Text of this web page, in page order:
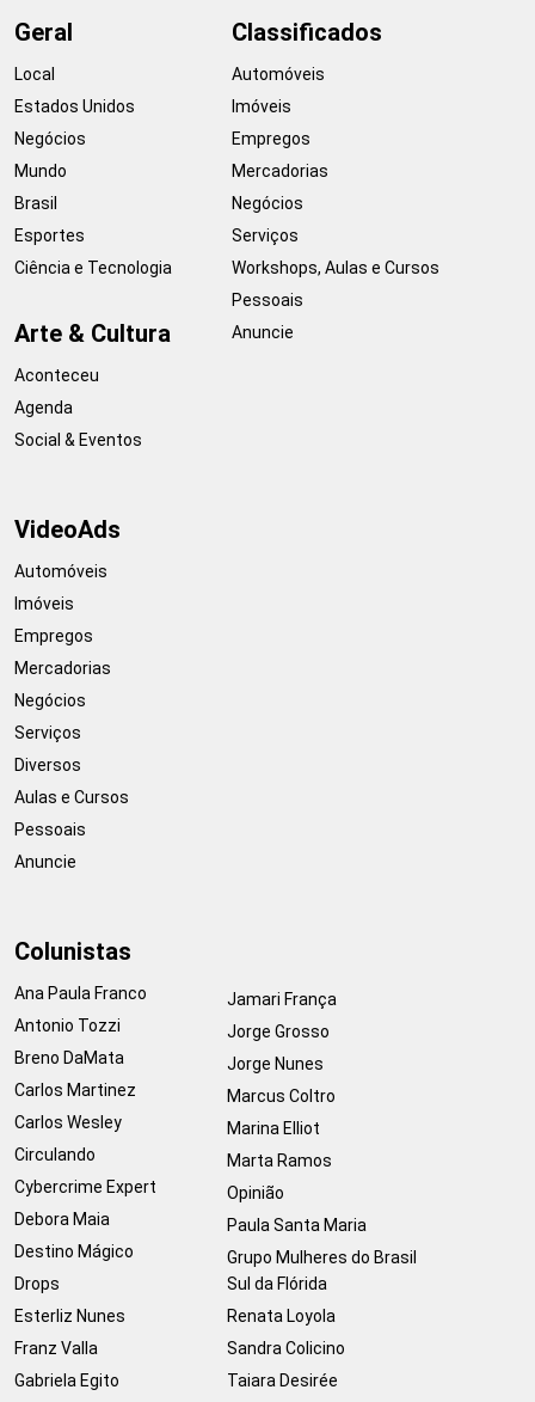
Geral
Local
Estados Unidos
Negócios
Mundo
Brasil
Esportes
Ciência e Tecnologia
Arte & Cultura
Aconteceu
Agenda
Social & Eventos
Classificados
Automóveis
Imóveis
Empregos
Mercadorias
Negócios
Serviços
Workshops, Aulas e Cursos
Pessoais
Anuncie
VideoAds
Automóveis
Imóveis
Empregos
Mercadorias
Negócios
Serviços
Diversos
Aulas e Cursos
Pessoais
Anuncie
Colunistas
Ana Paula Franco
Antonio Tozzi
Breno DaMata
Carlos Martinez
Carlos Wesley
Circulando
Cybercrime Expert
Debora Maia
Destino Mágico
Drops
Esterliz Nunes
Franz Valla
Gabriela Egito
Jamari França
Jorge Grosso
Jorge Nunes
Marcus Coltro
Marina Elliot
Marta Ramos
Opinião
Paula Santa Maria
Grupo Mulheres do Brasil
Sul da Flórida
Renata Loyola
Sandra Colicino
Taiara Desirée